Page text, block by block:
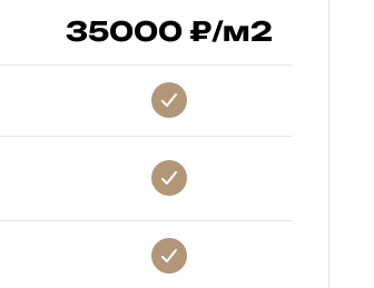
35000 ₽/м2